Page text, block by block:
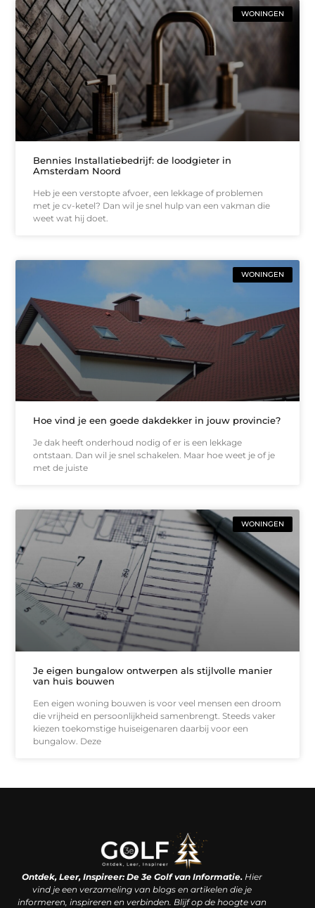
WONINGEN
Bennies Installatiebedrijf: de loodgieter in
Amsterdam Noord
Heb je een verstopte afvoer, een lekkage of problemen
met je cv-ketel? Dan wil je snel hulp van een vakman die
weet wat hij doet.
WONINGEN
Hoe vind je een goede dakdekker in jouw provincie?
Je dak heeft onderhoud nodig of er is een lekkage
ontstaan. Dan wil je snel schakelen. Maar hoe weet je of je
met de juiste
WONINGEN
Je eigen bungalow ontwerpen als stijlvolle manier
van huis bouwen
Een eigen woning bouwen is voor veel mensen een droom
die vrijheid en persoonlijkheid samenbrengt. Steeds vaker
kiezen toekomstige huiseigenaren daarbij voor een
bungalow. Deze
Ontdek, Leer, Inspireer: De 3e Golf van Informatie.Hier
vind je een verzameling van blogs en artikelen die je
informeren, inspireren en verbinden. Blijf op de hoogte van